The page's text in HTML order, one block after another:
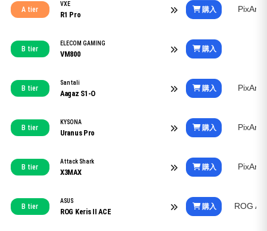
A tier
VXE
R1 Pro
購入 PixArt
B tier
ELECOM GAMING
VM800
購入
B tier
Santali
Aagaz S1-O
購入 PixArt
B tier
KYSONA
Uranus Pro
購入 PixArt
B tier
Attack Shark
X3MAX
購入 PixArt
B tier
ASUS
ROG Keris II ACE
購入 ROG